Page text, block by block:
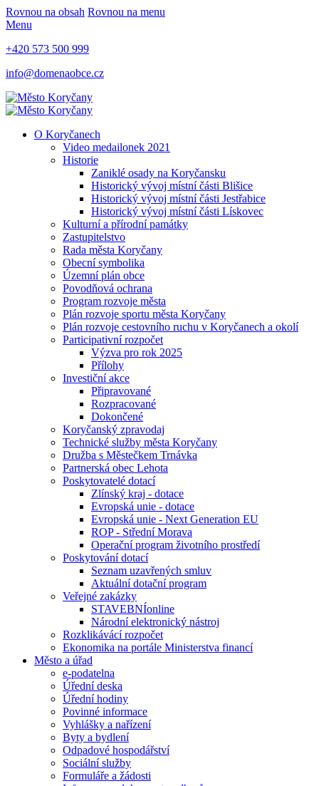
Rovnou na obsah Rovnou na menu
Menu
+420 573 500 999
info@domenaobce.cz
O Koryčanech
Video medailonek 2021
Historie
Zaniklé osady na Koryčansku
Historický vývoj místní části Blišice
Historický vývoj místní části Jestřabice
Historický vývoj místní části Lískovec
Kulturní a přírodní památky
Zastupitelstvo
Rada města Koryčany
Obecní symbolika
Územní plán obce
Povodňová ochrana
Program rozvoje města
Plán rozvoje sportu města Koryčany
Plán rozvoje cestovního ruchu v Koryčanech a okolí
Participativní rozpočet
Výzva pro rok 2025
Přílohy
Investiční akce
Připravované
Rozpracované
Dokončené
Koryčanský zpravodaj
Technické služby města Koryčany
Družba s Městečkem Trnávka
Partnerská obec Lehota
Poskytovatelé dotací
Zlínský kraj - dotace
Evropská unie - dotace
Evropská unie - Next Generation EU
ROP - Střední Morava
Operační program životního prostředí
Poskytování dotací
Seznam uzavřených smluv
Aktuální dotační program
Veřejné zakázky
STAVEBNÍonline
Národní elektronický nástroj
Rozklikávácí rozpočet
Ekonomika na portále Ministerstva financí
Město a úřad
e-podatelna
Úřední deska
Úřední hodiny
Povinné informace
Vyhlášky a nařízení
Byty a bydlení
Odpadové hospodářství
Sociální služby
Formuláře a žádosti